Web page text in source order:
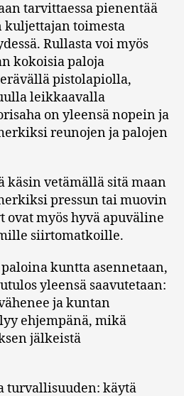
tarvittaessa pienentää
toimesta
Rullasta voi myös
kokoisia paloja
pistolapiolla,
leikkaavalla
on yleensä nopein ja
reunojen ja palojen
käsin vetämällä sitä maan
pressun tai muovin
myös hyvä apuväline
siirtomatkoille.
kuntta asennetaan,
yleensä saavutetaan:
ja kuntan
ehjempänä, mikä
jälkeistä
turvallisuuden: käytä